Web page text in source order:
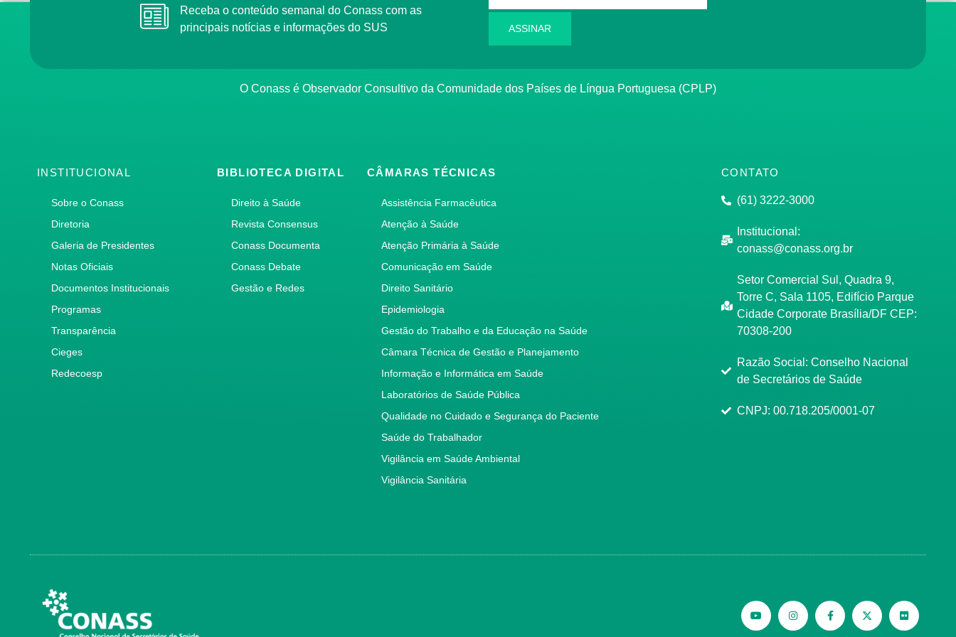
Receba o conteúdo semanal do Conass com as
principais notícias e informações do SUS
ASSINAR
O Conass é Observador Consultivo da Comunidade dos Países de Língua Portuguesa (CPLP)
INSTITUCIONAL
Sobre o Conass
Diretoria
Galeria de Presidentes
Notas Oficiais
Documentos Institucionais
Programas
Transparência
Cieges
Redecoesp
BIBLIOTECA DIGITAL
Direito à Saúde
Revista Consensus
Conass Documenta
Conass Debate
Gestão e Redes
CÂMARAS TÉCNICAS
Assistência Farmacêutica
Atenção à Saúde
Atenção Primária à Saúde
Comunicação em Saúde
Direito Sanitário
Epidemiologia
Gestão do Trabalho e da Educação na Saúde
Câmara Técnica de Gestão e Planejamento
Informação e Informática em Saúde
Laboratórios de Saúde Pública
Qualidade no Cuidado e Segurança do Paciente
Saúde do Trabalhador
Vigilância em Saúde Ambiental
Vigilância Sanitária
CONTATO
(61) 3222-3000
Institucional:
conass@conass.org.br
Setor Comercial Sul, Quadra 9,
Torre C, Sala 1105, Edifício Parque
Cidade Corporate Brasília/DF CEP:
70308-200
Razão Social: Conselho Nacional
de Secretários de Saúde
CNPJ: 00.718.205/0001-07